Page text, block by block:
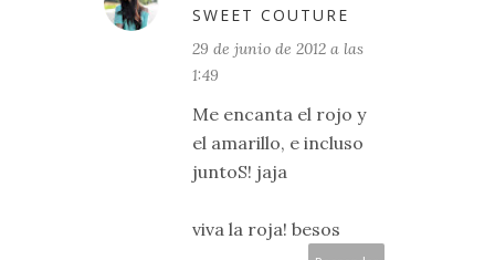
SWEET COUTURE
29 de junio de 2012 a las
1:49
Me encanta el rojo y
el amarillo, e incluso
juntoS! jaja
viva la roja! besos